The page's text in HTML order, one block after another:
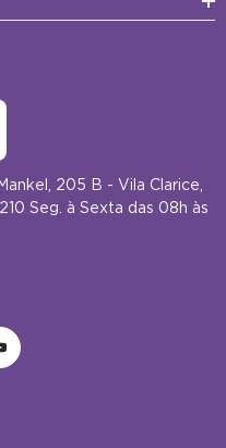
205 B - Vila Clarice,
Seg. à Sexta das 08h às